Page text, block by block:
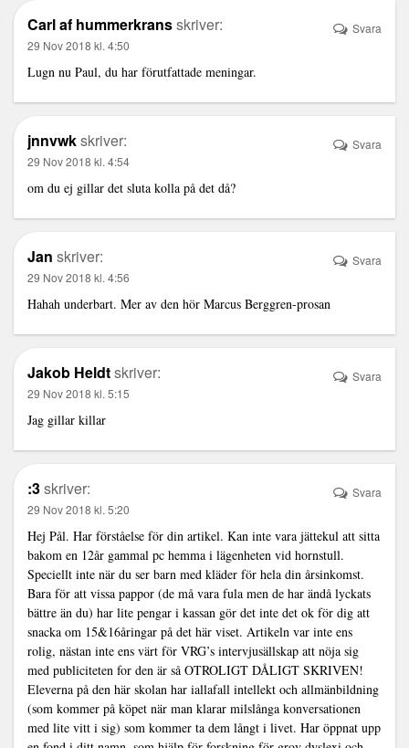
Carl af hummerkransskriver:
29 Nov 2018 kl. 4:50
Lugn nu Paul, du har förutfattade meningar.
Svara
jnnvwkskriver:
29 Nov 2018 kl. 4:54
om du ej gillar det sluta kolla på det då?
Svara
Jan skriver:
29 Nov 2018 kl. 4:56
Hahah underbart. Mer av den hör Marcus Berggren-prosan
Svara
Jakob Heldtskriver:
29 Nov 2018 kl. 5:15
Jag gillar killar
Svara
:3skriver:
29 Nov 2018 kl. 5:20
Hej Pål. Har förståelse för din artikel. Kan inte vara jättekul att sitta
bakom en 12år gammal pc hemma i lägenheten vid hornstull.
Speciellt inte när du ser barn med kläder för hela din årsinkomst.
Bara för att vissa pappor (de må vara fula men de har ändå lyckats
bättre än du) har lite pengar i kassan gör det inte det ok för dig att
snacka om 15&16åringar på det här viset. Artikeln var inte ens
rolig, nästan inte ens värt för VRG’s intervjusällskap att nöja sig
med publiciteten for den är så OTROLIGT DÅLIGT SKRIVEN!
Eleverna på den här skolan har iallafall intellekt och allmänbildning
(som kommer på köpet när man klarar milslånga konversationen
med lite vitt i sig) som kommer ta dem långt i livet. Har öppnat upp
Svara